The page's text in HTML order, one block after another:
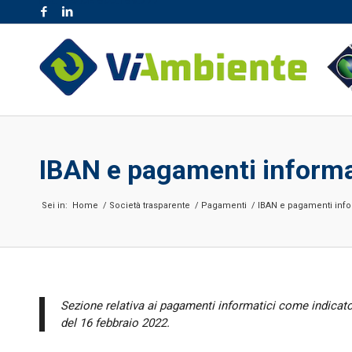
IBAN e pagamenti
Sei in: Home / Società trasparente / Pagamenti / IBAN e pagamenti
Sezione relativa ai pagamenti informatici come
del 16 febbraio 2022.